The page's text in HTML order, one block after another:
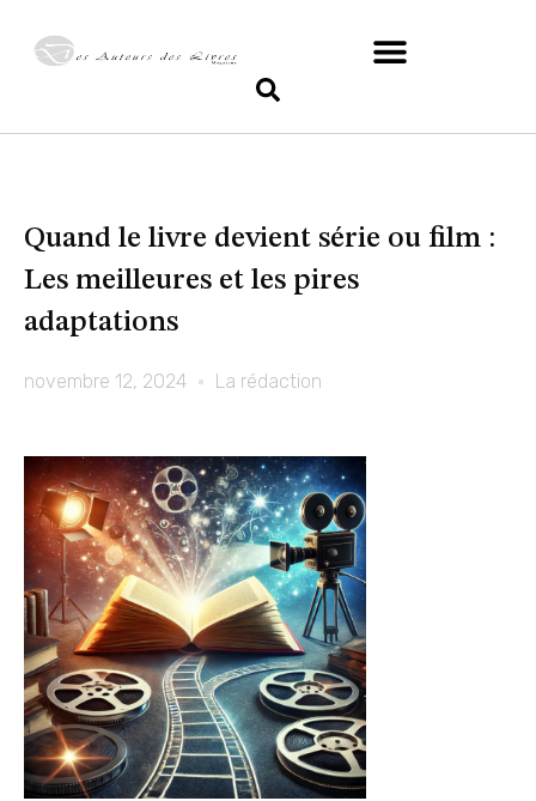
Quand le livre devient série ou film :
Les meilleures et les pires
adaptations
novembre 12, 2024 La rédaction